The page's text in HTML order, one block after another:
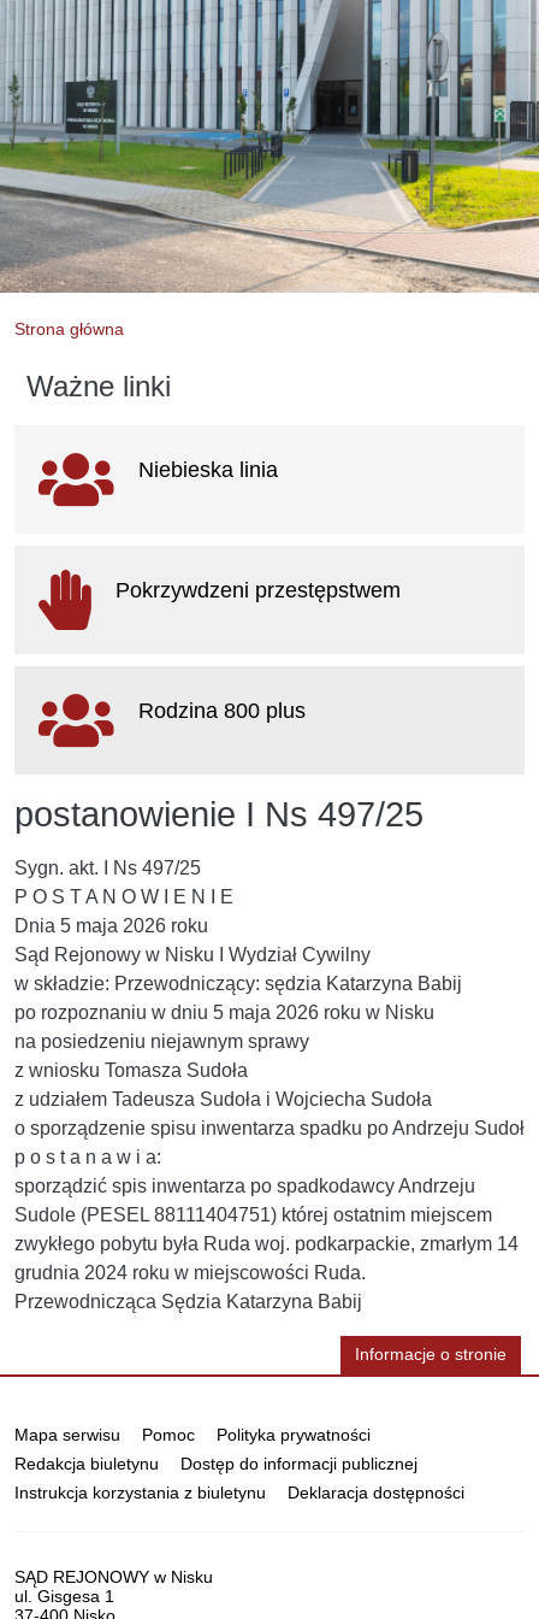
Strona główna
postanowienie I Ns 497/25
Sygn. akt. I Ns 497/25
P O S T A N O W I E N I E
Dnia 5 maja 2026 roku
Sąd Rejonowy w Nisku I Wydział Cywilny
w składzie: Przewodniczący: sędzia Katarzyna Babij
po rozpoznaniu w dniu 5 maja 2026 roku w Nisku
na posiedzeniu niejawnym sprawy
z wniosku Tomasza Sudoła
z udziałem Tadeusza Sudoła i Wojciecha Sudoła
o sporządzenie spisu inwentarza spadku po Andrzeju Sudoł
p o s t a n a w i a:
sporządzić spis inwentarza po spadkodawcy Andrzeju
Sudole (PESEL 88111404751) której ostatnim miejscem
zwykłego pobytu była Ruda woj. podkarpackie, zmarłym 14
grudnia 2024 roku w miejscowości Ruda.
Przewodnicząca Sędzia Katarzyna Babij
Ważne linki
Ważne
linki
Niebieska linia
nowym
Pokrzywdzeni przestępstwem
nowym
Rodzina 800 plus
się
w
nowym
oknie
Informacje o stronie
Mapa serwisu Pomoc
Polityka prywatności
Redakcja biuletynu
Dostęp do informacji publicznej
Instrukcja korzystania z biuletynu
Deklaracja dostępności
Dane
SĄD REJONOWY w Nisku
ul. Gisgesa 1